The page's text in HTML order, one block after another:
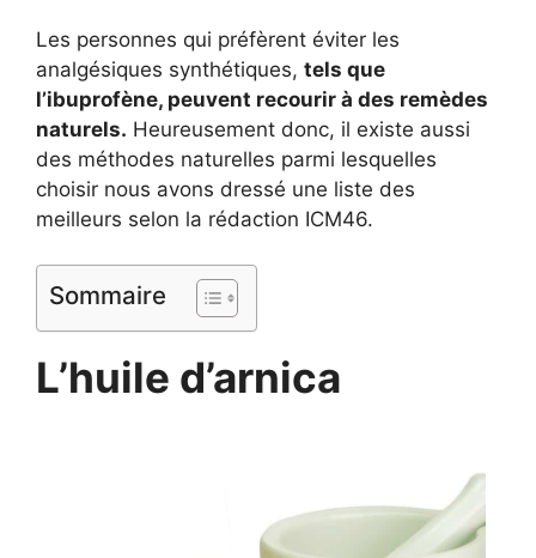
Les personnes qui préfèrent éviter les
analgésiques synthétiques, tels que
l’ibuprofène, peuvent recourir à des remèdes
naturels. Heureusement donc, il existe aussi
des méthodes naturelles parmi lesquelles
choisir nous avons dressé une liste des
meilleurs selon la rédaction ICM46.
Sommaire
L’huile d’arnica